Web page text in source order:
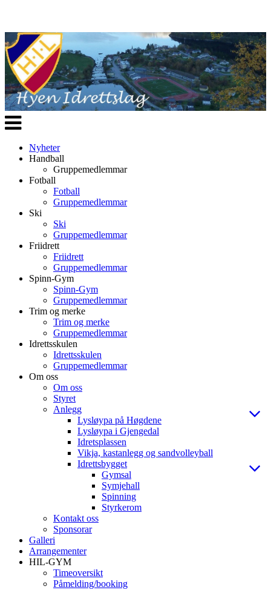
Veksle
navigasjon
Nyheter
Handball
Gruppemedlemmar
Fotball
Fotball
Gruppemedlemmar
Ski
Ski
Gruppemedlemmar
Friidrett
Friidrett
Gruppemedlemmar
Spinn-Gym
Spinn-Gym
Gruppemedlemmar
Trim og merke
Trim og merke
Gruppemedlemmar
Idrettsskulen
Idrettsskulen
Gruppemedlemmar
Om oss
Om oss
Styret
Anlegg
Lysløypa på Høgdene
Lysløypa i Gjengedal
Idretsplassen
Vikja, kastanlegg og sandvolleyball
Idrettsbygget
Gymsal
Symjehall
Spinning
Styrkerom
Kontakt oss
Sponsorar
Galleri
Arrangementer
HIL-GYM
Timeoversikt
Påmelding/booking